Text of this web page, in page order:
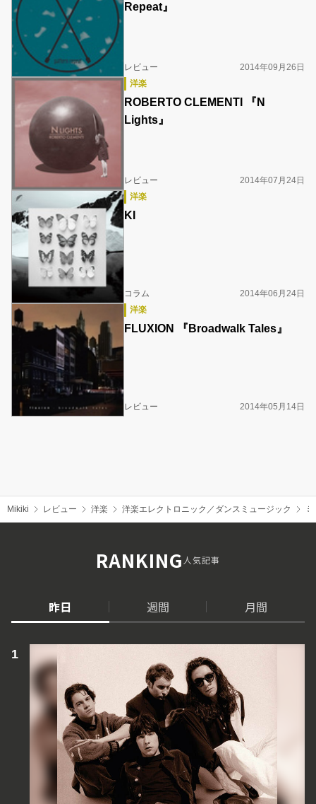
Repeat』
レビュー
2014年09月26日
洋楽
ROBERTO CLEMENTI 『N
Lights』
レビュー
2014年07月24日
洋楽
KI
コラム
2014年06月24日
洋楽
FLUXION 『Broadwalk Tales』
レビュー 2014年05月14日
Mikiki レビュー 洋楽 洋楽エレクトロニック／ダンスミュージック
RANKING人気記事
昨日 週間 月間